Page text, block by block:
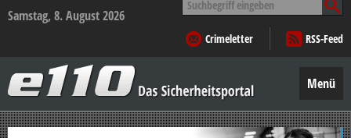
Samstag, 8. August 2026
nach:
Crimeletter
RSS-Feed
–
Das
Sicherheitsportal
Menü
Zum
Inhalt
springen